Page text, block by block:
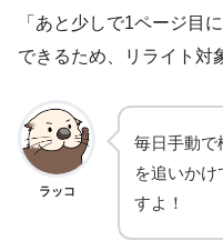
「あと少しで1ページ目
できるため、リライト対
ラッコ
毎日手動で
を追いかけ
すよ！